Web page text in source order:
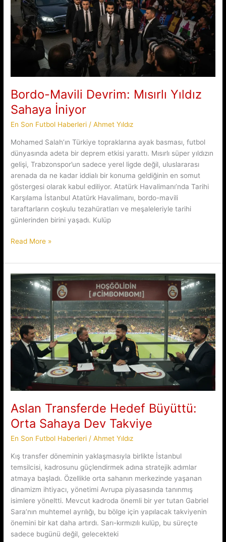
Maçıyla
Açılıyor
Bordo-Mavili Devrim: Mısırlı Yıldız
Sahaya İniyor
En Son Futbol Haberleri /Ahmet Yıldız
Mohamed Salah’ın Türkiye topraklarına ayak basması, futbol
dünyasında adeta bir deprem etkisi yarattı. Mısırlı süper yıldızın
gelişi, Trabzonspor’un sadece yerel ligde değil, uluslararası
arenada da ne kadar iddialı bir konuma geldiğinin en somut
göstergesi olarak kabul ediliyor. Atatürk Havalimanı’nda Tarihi
Karşılama İstanbul Atatürk Havalimanı, bordo-mavili
taraftarların coşkulu tezahüratları ve meşaleleriyle tarihi
günlerinden birini yaşadı. Kulüp
Bordo-
Devrim:
Mısırlı
Yıldız
Sahaya
İniyor
Read More »
Aslan Transferde Hedef Büyüttü:
Orta Sahaya Dev Takviye
En Son Futbol Haberleri /Ahmet Yıldız
Kış transfer döneminin yaklaşmasıyla birlikte İstanbul
temsilcisi, kadrosunu güçlendirmek adına stratejik adımlar
atmaya başladı. Özellikle orta sahanın merkezinde yaşanan
dinamizm ihtiyacı, yönetimi Avrupa piyasasında tanınmış
isimlere yöneltti. Mevcut kadroda önemli bir yer tutan Gabriel
Sara’nın muhtemel ayrılığı, bu bölge için yapılacak takviyenin
önemini bir kat daha artırdı. Sarı-kırmızılı kulüp, bu süreçte
sadece bugünü değil, gelecekteki